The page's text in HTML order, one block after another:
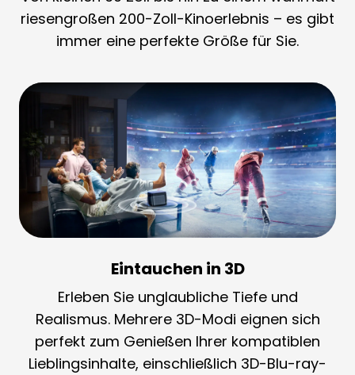
riesengroßen 200-Zoll-Kinoerlebnis – es gibt
immer eine perfekte Größe für Sie.
Eintauchen in 3D
Erleben Sie unglaubliche Tiefe und
Realismus. Mehrere 3D-Modi eignen sich
perfekt zum Genießen Ihrer kompatiblen
Lieblingsinhalte, einschließlich 3D-Blu-ray-